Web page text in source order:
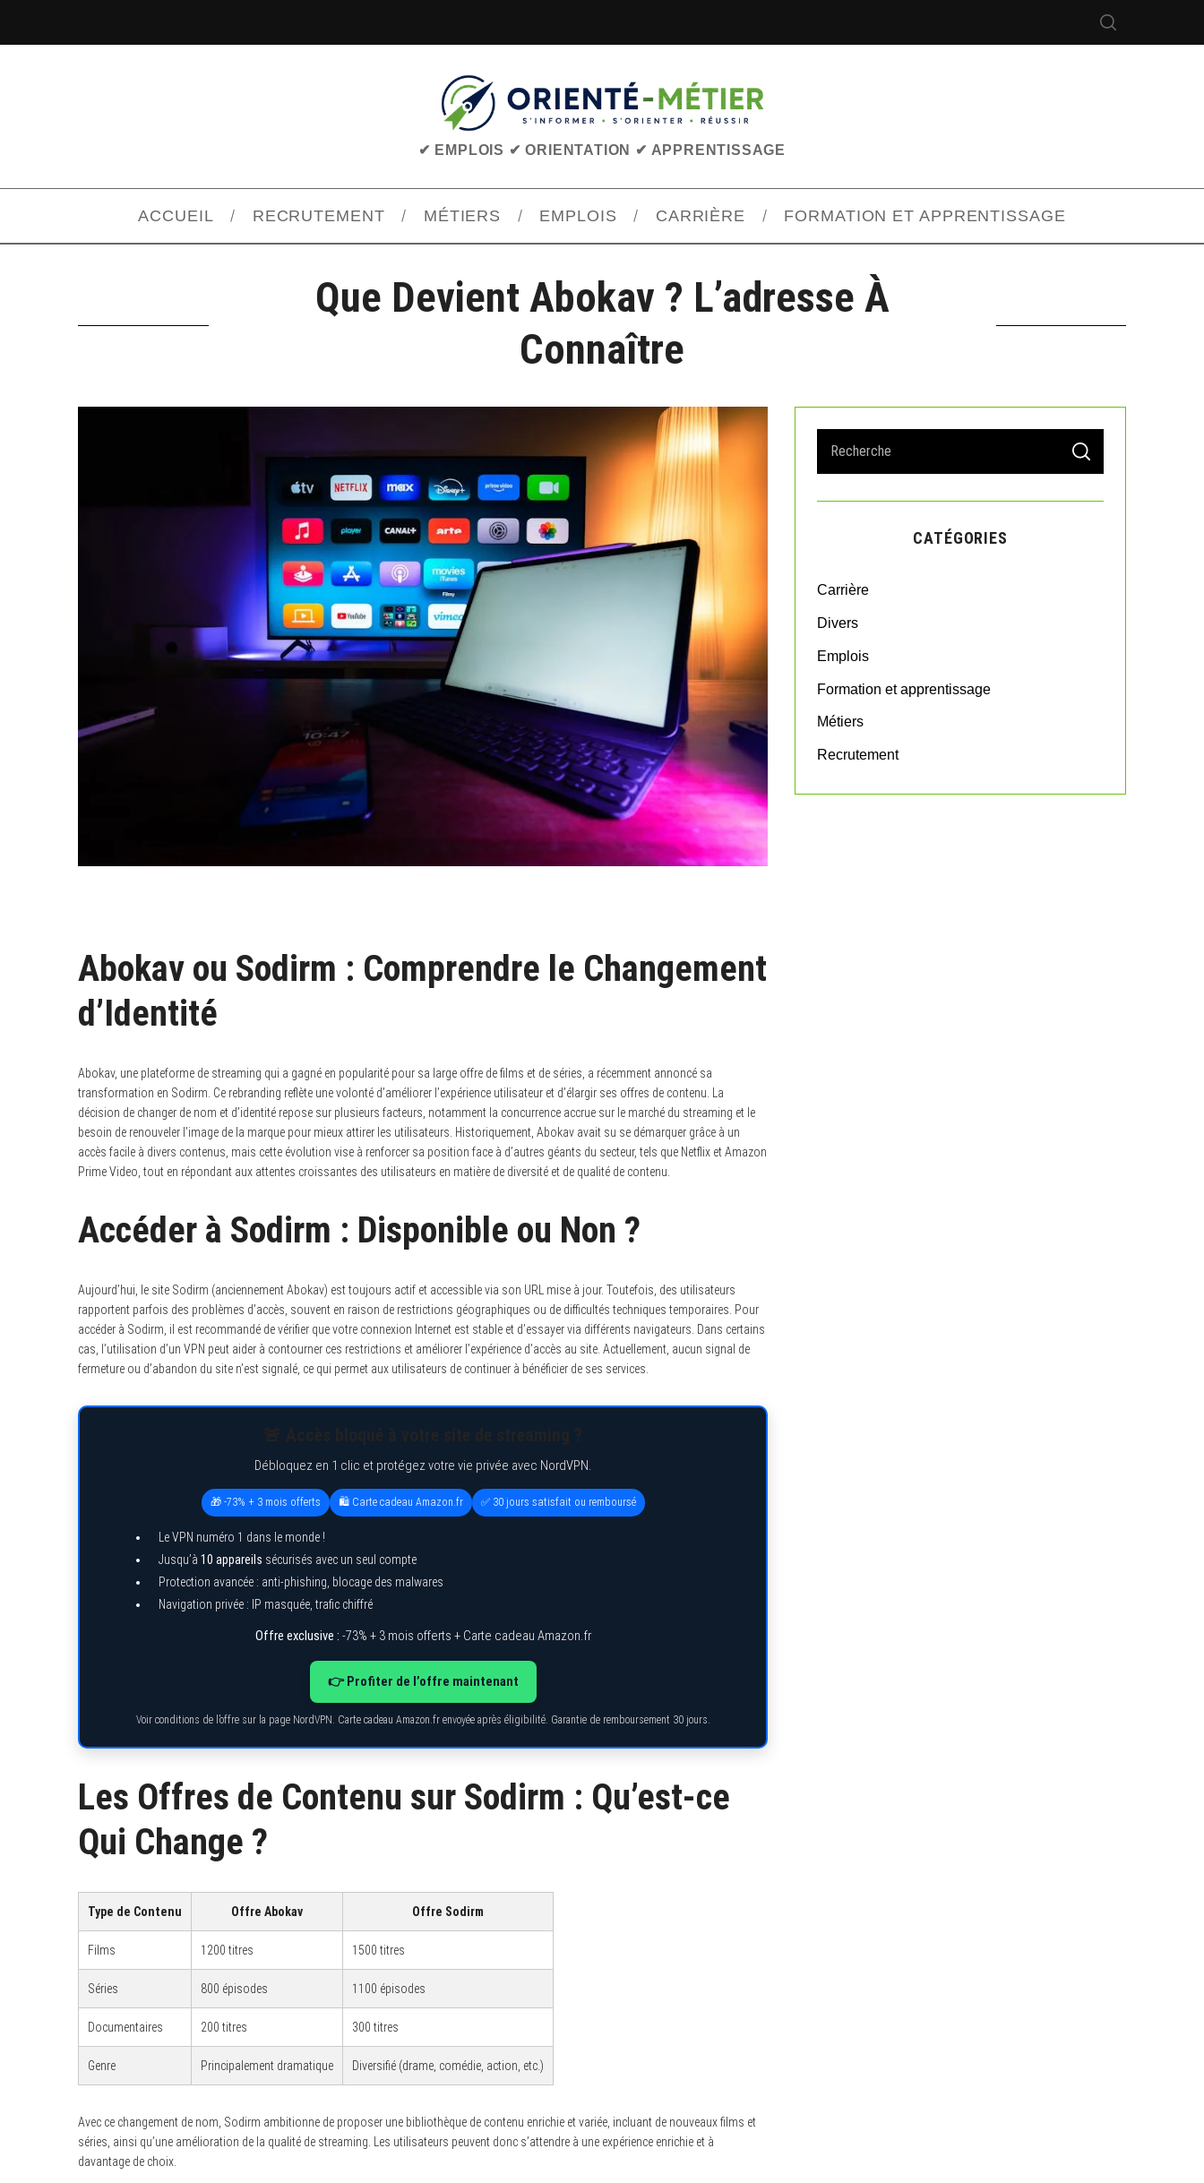
✔ EMPLOIS ✔ ORIENTATION ✔ APPRENTISSAGE
ACCUEIL RECRUTEMENT MÉTIERS EMPLOIS CARRIÈRE FORMATION ET APPRENTISSAGE
Que Devient Abokav ? L’adresse À
Connaître
Abokav ou Sodirm : Comprendre le Changement
d’Identité
Abokav, une plateforme de streaming qui a gagné en popularité pour sa large offre de films et de séries, a récemment annoncé sa
transformation en Sodirm. Ce rebranding reflète une volonté d’améliorer l’expérience utilisateur et d’élargir ses offres de contenu. La
décision de changer de nom et d’identité repose sur plusieurs facteurs, notamment la concurrence accrue sur le marché du streaming et le
besoin de renouveler l’image de la marque pour mieux attirer les utilisateurs. Historiquement, Abokav avait su se démarquer grâce à un
accès facile à divers contenus, mais cette évolution vise à renforcer sa position face à d’autres géants du secteur, tels que Netflix et Amazon
Prime Video, tout en répondant aux attentes croissantes des utilisateurs en matière de diversité et de qualité de contenu.
Accéder à Sodirm : Disponible ou Non ?
Aujourd’hui, le site Sodirm (anciennement Abokav) est toujours actif et accessible via son URL mise à jour. Toutefois, des utilisateurs
rapportent parfois des problèmes d’accès, souvent en raison de restrictions géographiques ou de difficultés techniques temporaires. Pour
accéder à Sodirm, il est recommandé de vérifier que votre connexion Internet est stable et d’essayer via différents navigateurs. Dans certains
cas, l’utilisation d’un VPN peut aider à contourner ces restrictions et améliorer l’expérience d’accès au site. Actuellement, aucun signal de
fermeture ou d’abandon du site n’est signalé, ce qui permet aux utilisateurs de continuer à bénéficier de ses services.
Débloquez en 1 clic et protégez votre vie privée avec NordVPN.
🎁 -73% + 3 mois offerts 🛍️ Carte cadeau Amazon.fr ✅ 30 jours satisfait ou remboursé
Le VPN numéro 1 dans le monde !
Jusqu’à 10 appareils sécurisés avec un seul compte
Protection avancée : anti-phishing, blocage des malwares
Navigation privée : IP masquée, trafic chiffré
Offre exclusive : -73% + 3 mois offerts + Carte cadeau Amazon.fr
👉 Profiter de l’offre maintenant
Voir conditions de l’offre sur la page NordVPN. Carte cadeau Amazon.fr envoyée après éligibilité. Garantie de remboursement 30 jours.
Les Offres de Contenu sur Sodirm : Qu’est-ce
Qui Change ?
Type de Contenu Offre Abokav Offre Sodirm
Films 1200 titres 1500 titres
Séries 800 épisodes 1100 épisodes
Documentaires 200 titres 300 titres
Genre Principalement dramatique Diversifié (drame, comédie, action, etc.)
Avec ce changement de nom, Sodirm ambitionne de proposer une bibliothèque de contenu enrichie et variée, incluant de nouveaux films et
séries, ainsi qu’une amélioration de la qualité de streaming. Les utilisateurs peuvent donc s’attendre à une expérience enrichie et à
davantage de choix.
a
r
o
S
A
C
CATÉGORIES
Carrière
Divers
Emplois
Formation et apprentissage
Métiers
Recrutement
a
c
o